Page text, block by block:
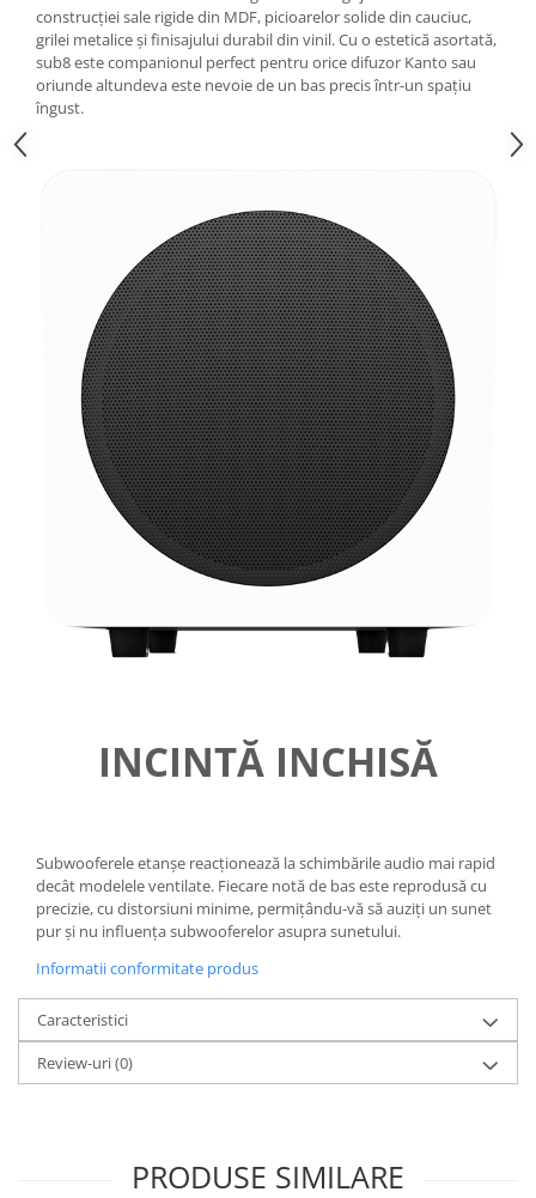
construcției sale rigide din MDF, picioarelor solide din cauciuc,
grilei metalice și finisajului durabil din vinil. Cu o estetică asortată,
sub8 este companionul perfect pentru orice difuzor Kanto sau
oriunde altundeva este nevoie de un bas precis într-un spațiu
îngust.
INCINTĂ INCHISĂ
Subwooferele etanșe reacționează la schimbările audio mai rapid
decât modelele ventilate. Fiecare notă de bas este reprodusă cu
precizie, cu distorsiuni minime, permițându-vă să auziți un sunet
pur și nu influența subwooferelor asupra sunetului.
Informatii conformitate produs
Caracteristici
Review-uri(0)
PRODUSE SIMILARE